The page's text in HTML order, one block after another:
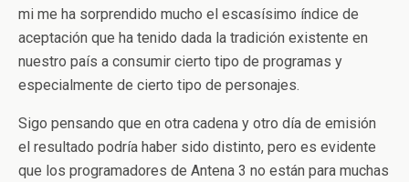
mi me ha sorprendido mucho el escasísimo índice de
aceptación que ha tenido dada la tradición existente en
nuestro país a consumir cierto tipo de programas y
especialmente de cierto tipo de personajes.
Sigo pensando que en otra cadena y otro día de emisión
el resultado podría haber sido distinto, pero es evidente
que los programadores de Antena 3 no están para muchas